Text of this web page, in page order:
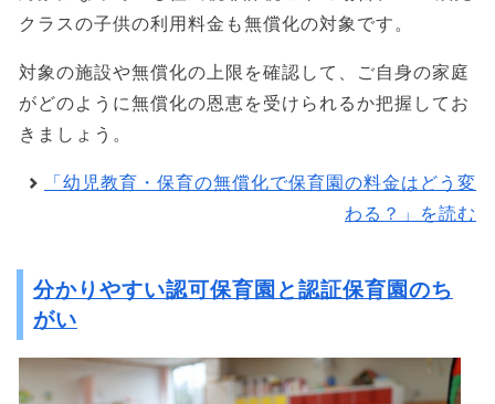
クラスの子供の利用料金も無償化の対象です。
対象の施設や無償化の上限を確認して、ご自身の家庭
がどのように無償化の恩恵を受けられるか把握してお
きましょう。
「幼児教育・保育の無償化で保育園の料金はどう変
わる？」を読む
分かりやすい認可保育園と認証保育園のち
がい